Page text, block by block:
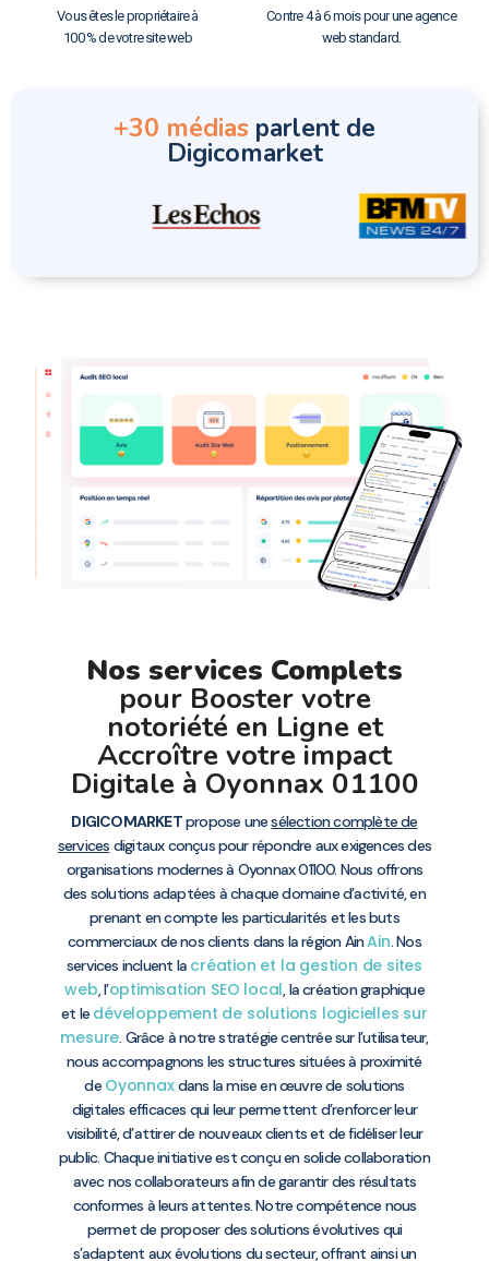
Vous êtes le propriétaire à
100 % de votre site web
Contre 4 à 6 mois pour une agence
web standard.
+30 médias parlent de
Digicomarket
Nos services Complets
pour Booster votre
notoriété en Ligne et
Accroître votre impact
Digitale à Oyonnax 01100
DIGICOMARKETpropose unesélection complète de
services digitaux conçus pour répondre aux exigences des
organisations modernes à Oyonnax 01100. Nous offrons
des solutions adaptées à chaque domaine d’activité, en
prenant en compte les particularités et les buts
commerciaux de nos clients dans la région AinAin. Nos
services incluent la création et la gestion de sites
web, l’optimisation SEO local, la création graphique
et le développement de solutions logicielles sur
mesure. Grâce à notre stratégie centrée sur l’utilisateur,
nous accompagnons les structures situées à proximité
de Oyonnaxdans la mise en œuvre de solutions
digitales efficaces qui leur permettent d’renforcer leur
visibilité, d’attirer de nouveaux clients et de fidéliser leur
public. Chaque initiative est conçu en solide collaboration
avec nos collaborateurs afin de garantir des résultats
conformes à leurs attentes. Notre compétence nous
permet de proposer des solutions évolutives qui
s’adaptent aux évolutions du secteur, offrant ainsi un